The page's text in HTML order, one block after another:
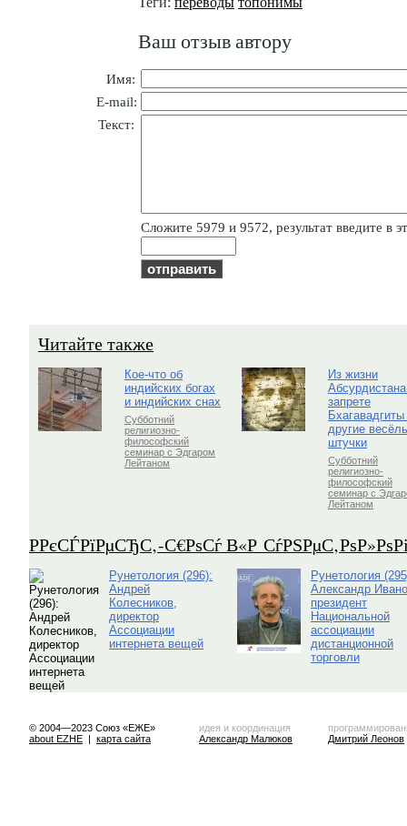
Ваш отзыв автору
Имя:
E-mail:
Текст:
Cлoжитe 5979 и 9572, результат введите в
Читайте также
Кое-что об
индийских богах
и индийских снах
Субботний
религиозно-
философский
семинар с Эдгаром
Лейтаном
Из жизни
запрете
Бхагавадгиты
другие
штучки
Субботний
религиозно-
философский
семинар с
Лейтаном
Р­РєСЃРїРµСЂС‚-С€РѕСѓ В«Р
Рунетология (296):
Андрей
Колесников,
директор
Ассоциации
интернета вещей
Рунетология
Александр
президент
Национальной
ассоциации
дистанционной
торговли
© 2004—2023 Союз «ЕЖЕ»
about EZHE | карта сайта
идея и координация
Александр Малюков
Дмитрий Леонов